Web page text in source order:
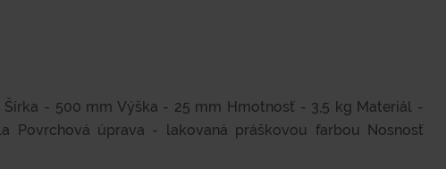
Šírka - 500 mm Výška - 25 mm Hmotnosť - 3,5 kg Materiál -
Povrchová úprava - lakovaná práškovou farbou Nosnosť